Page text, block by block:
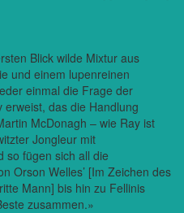
Blick wilde Mixtur aus
und einem lupenreinen
einmal die Frage der
das die Handlung
McDonagh – wie Ray ist
Jongleur mit
so fügen sich all die
Orson Welles’ [Im Zeichen des
Mann] bis hin zu Fellinis
zusammen.»